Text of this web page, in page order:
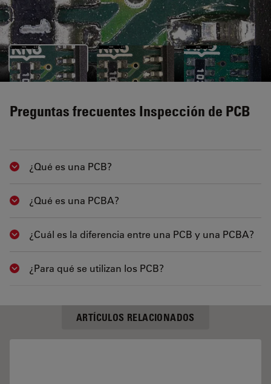
Preguntas frecuentes Inspección de PCB
Show answer
¿Qué es una PCB?
Show answer
¿Qué es una PCBA?
Show answer
¿Cuál es la diferencia entre una PCB y una PCBA?
Show answer
¿Para qué se utilizan los PCB?
ARTÍCULOS RELACIONADOS